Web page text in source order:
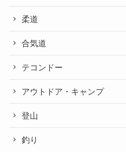
柔道
合気道
テコンドー
アウトドア・キャンプ
登山
釣り